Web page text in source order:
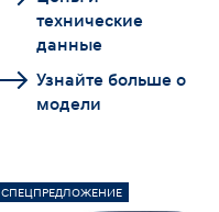
технические
данные
Узнайте больше о
модели
СПЕЦПРЕДЛОЖЕНИЕ